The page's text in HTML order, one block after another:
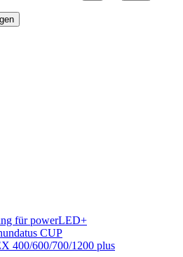
für powerLED+
CUP
400/600/700/1200 plus